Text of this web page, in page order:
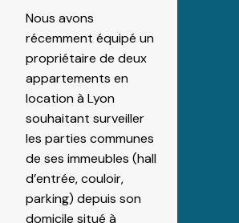
Nous avons
récemment équipé un
propriétaire de deux
appartements en
location à Lyon
souhaitant surveiller
les parties communes
de ses immeubles (hall
d’entrée, couloir,
parking) depuis son
domicile situé à